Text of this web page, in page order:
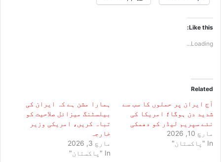
Like this:
Loading...
Related
آج ایران پر حملوں کا سب سے
شدید دن ہوگا؛ امریکا کی
نئے سپریم لیڈر کو دھمکی
مارچ 10, 2026
In "پاکستان"
ہمارا مشن ہے کہ ایران کی
بیلسٹنگ میزائل صلاحیت کو
تباہ کریں، امریکی وزیر
خارجہ
مارچ 3, 2026
In "پاکستان"